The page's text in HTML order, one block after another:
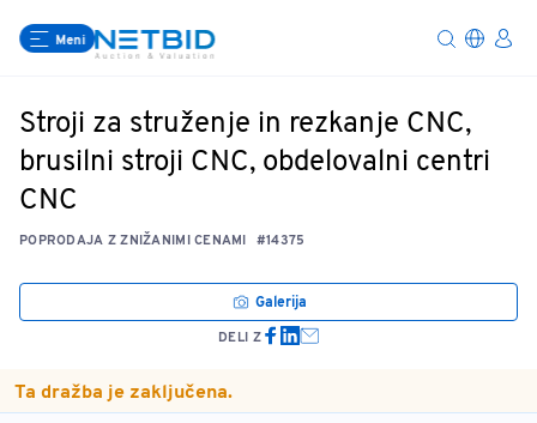
Meni
Stroji za struženje in rezkanje CNC,
brusilni stroji CNC, obdelovalni centri
CNC
POPRODAJA Z ZNIŽANIMI CENAMI #14375
Galerija
DELI Z
Ta dražba je zaključena.